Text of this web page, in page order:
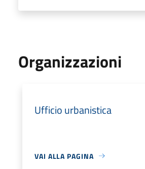
Organizzazioni
Ufficio urbanistica
VAI ALLA PAGINA